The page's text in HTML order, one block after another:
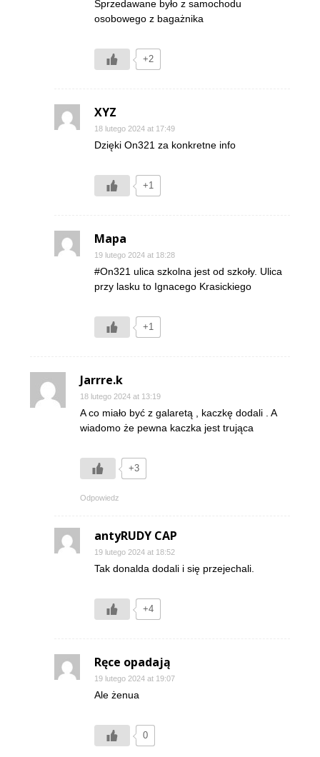
Sprzedawane było z samochodu
osobowego z bagażnika
+2
XYZ
18 lutego 2024 at 17:49
Dzięki On321 za konkretne info
+1
Mapa
19 lutego 2024 at 18:28
#On321 ulica szkolna jest od szkoły. Ulica
przy lasku to Ignacego Krasickiego
+1
Jarrre.k
18 lutego 2024 at 13:19
A co miało być z galaretą , kaczkę dodali . A
wiadomo że pewna kaczka jest trująca
+3
Odpowiedz
antyRUDY CAP
19 lutego 2024 at 18:52
Tak donalda dodali i się przejechali.
+4
Ręce opadają
19 lutego 2024 at 19:07
Ale żenua
0